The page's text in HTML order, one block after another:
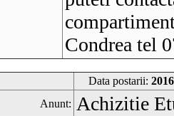
Condrea tel
Data postarii:
Anunt: Achizitie